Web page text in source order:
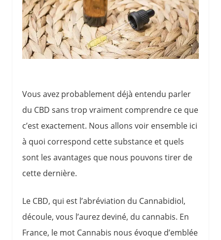
Vous avez probablement déjà entendu parler
du CBD sans trop vraiment comprendre ce que
c’est exactement. Nous allons voir ensemble ici
à quoi correspond cette substance et quels
sont les avantages que nous pouvons tirer de
cette dernière.
Le CBD, qui est l’abréviation du Cannabidiol,
découle, vous l’aurez deviné, du cannabis. En
France, le mot Cannabis nous évoque d’emblée